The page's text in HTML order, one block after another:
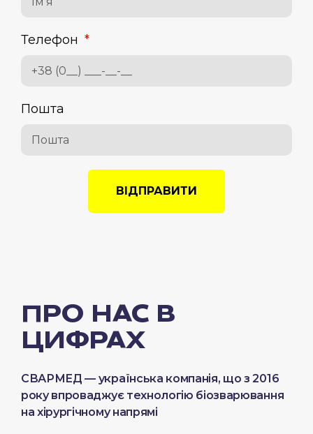
Телефон
Пошта
ВІДПРАВИТИ
ПРО НАС В
ЦИФРАХ
СВАРМЕД — українська компанія, що з 2016
року впроваджує технологію біозварювання
на хірургічному напрямі